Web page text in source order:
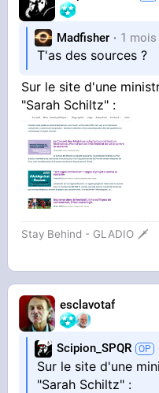
Madfisher 1 mois
T'as des sources ?
Sur le site d'une
"Sarah Schiltz" :
Stay Behind - GLADIO 🗡️
esclavotaf
Scipion_SPQR
Sur le site d'une
"Sarah Schiltz" :